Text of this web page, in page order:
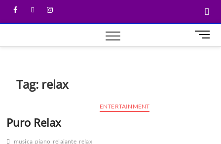
M
e
Tag: relax
ENTERTAINMENT
Puro Relax
musica piano relajante relax